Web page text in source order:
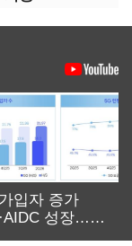
가입자 증가
·AIDC 성장…